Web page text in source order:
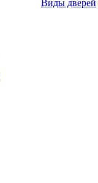
Виды дверей